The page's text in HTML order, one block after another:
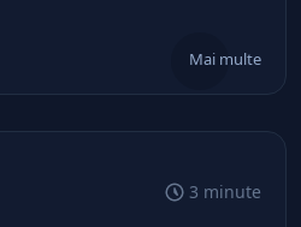
Mai multe
3 minute